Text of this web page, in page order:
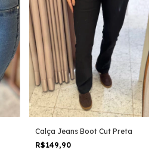
Calça Jeans Boot Cut Preta
R$149,90